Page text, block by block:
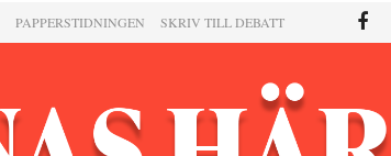
PAPPERSTIDNINGEN SKRIV TILL DEBATT